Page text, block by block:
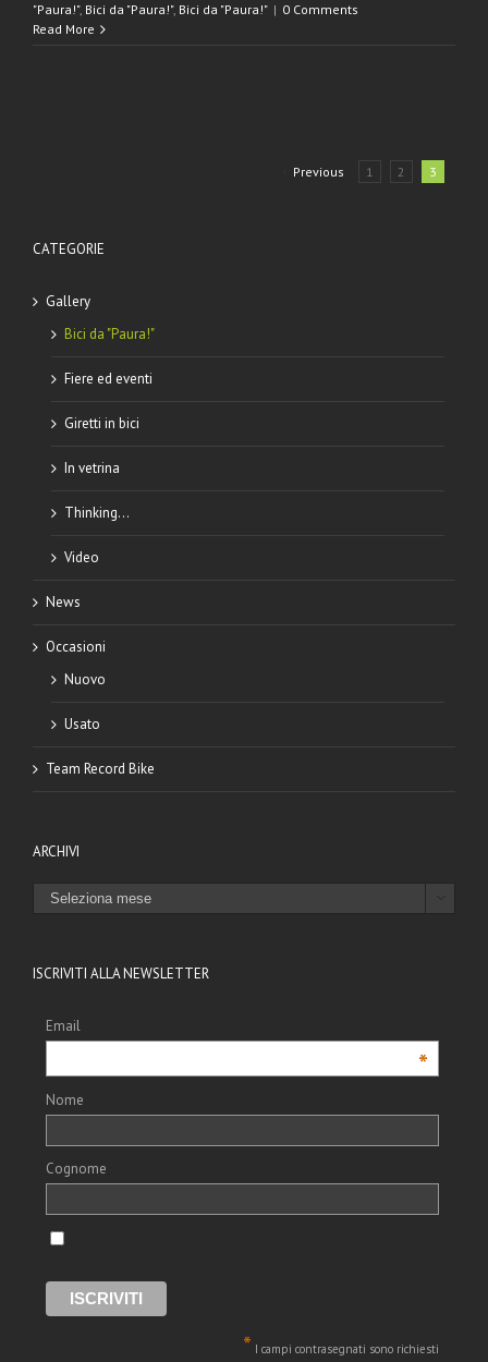
"Paura!", Bici da "Paura!", Bici da "Paura!" | 0 Comments
Read More
Previous 1 2 3
CATEGORIE
Gallery
Bici da "Paura!"
Fiere ed eventi
Giretti in bici
In vetrina
Thinking…
Video
News
Occasioni
Nuovo
Usato
Team Record Bike
ARCHIVI
ARCHIVI
ISCRIVITI ALLA NEWSLETTER
Email
*
Nome
Cognome
* I campi contrasegnati sono richiesti